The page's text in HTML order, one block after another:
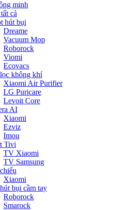
minh
cả
hút bụi
Dreame
Vacuum Mop
Roborock
Viomi
Ecovacs
không khí
Xiaomi Air Purifier
LG Puricare
Levoit Core
AI
Xiaomi
Ezviz
Imou
Tivi
TV Xiaomi
TV Samsung
Xiaomi
bụi cầm tay
Roborock
Smarock